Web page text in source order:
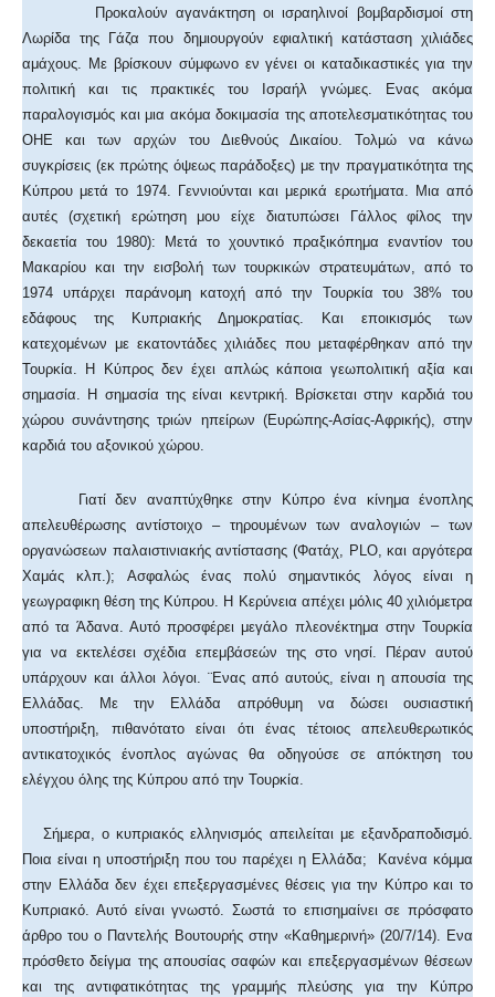
Προκαλούν αγανάκτηση οι ισραηλινοί βομβαρδισμοί στη
Λωρίδα της Γάζα που δημιουργούν εφιαλτική κατάσταση χιλιάδες
αμάχους. Με βρίσκουν σύμφωνο εν γένει οι καταδικαστικές για την
πολιτική και τις πρακτικές του Ισραήλ γνώμες. Ενας ακόμα
παραλογισμός και μια ακόμα δοκιμασία της αποτελεσματικότητας του
ΟΗΕ και των αρχών του Διεθνούς Δικαίου. Τολμώ να κάνω
συγκρίσεις (εκ πρώτης όψεως παράδοξες) με την πραγματικότητα της
Κύπρου μετά το 1974. Γεννιούνται και μερικά ερωτήματα. Μια από
αυτές (σχετική ερώτηση μου είχε διατυπώσει Γάλλος φίλος την
δεκαετία του 1980): Μετά το χουντικό πραξικόπημα εναντίον του
Μακαρίου και την εισβολή των τουρκικών στρατευμάτων, από το
1974 υπάρχει παράνομη κατοχή από την Τουρκία του 38% του
εδάφους της Κυπριακής Δημοκρατίας. Και εποικισμός των
κατεχομένων με εκατοντάδες χιλιάδες που μεταφέρθηκαν από την
Τουρκία. Η Κύπρος δεν έχει απλώς κάποια γεωπολιτική αξία και
σημασία. Η σημασία της είναι κεντρική. Βρίσκεται στην καρδιά του
χώρου συνάντησης τριών ηπείρων (Ευρώπης-Ασίας-Αφρικής), στην
καρδιά του αξονικού χώρου.
Γιατί δεν αναπτύχθηκε στην Κύπρο ένα κίνημα ένοπλης
απελευθέρωσης αντίστοιχο – τηρουμένων των αναλογιών – των
οργανώσεων παλαιστινιακής αντίστασης (Φατάχ, PLO, και αργότερα
Χαμάς κλπ.); Ασφαλώς ένας πολύ σημαντικός λόγος είναι η
γεωγραφικη θέση της Κύπρου. Η Κερύνεια απέχει μόλις 40 χιλιόμετρα
από τα Άδανα. Αυτό προσφέρει μεγάλο πλεονέκτημα στην Τουρκία
για να εκτελέσει σχέδια επεμβάσεών της στο νησί. Πέραν αυτού
υπάρχουν και άλλοι λόγοι. ¨Ενας από αυτούς, είναι η απουσία της
Ελλάδας. Με την Ελλάδα απρόθυμη να δώσει ουσιαστική
υποστήριξη, πιθανότατο είναι ότι ένας τέτοιος απελευθερωτικός
αντικατοχικός ένοπλος αγώνας θα οδηγούσε σε απόκτηση του
ελέγχου όλης της Κύπρου από την Τουρκία.
Σήμερα, ο κυπριακός ελληνισμός απειλείται με εξανδραποδισμό.
Ποια είναι η υποστήριξη που του παρέχει η Ελλάδα; Κανένα κόμμα
στην Ελλάδα δεν έχει επεξεργασμένες θέσεις για την Κύπρο και το
Κυπριακό. Αυτό είναι γνωστό. Σωστά το επισημαίνει σε πρόσφατο
άρθρο του ο Παντελής Βουτουρής στην «Καθημερινή» (20/7/14). Ενα
πρόσθετο δείγμα της απουσίας σαφών και επεξεργασμένων θέσεων
και της αντιφατικότητας της γραμμής πλεύσης για την Κύπρο